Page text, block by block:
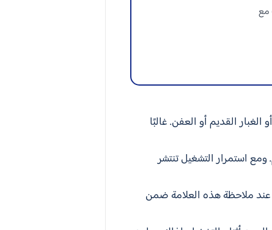
مع
القديم أو العفن. غالبًا
استمرار التشغيل تنتشر
عند ملاحظة هذه العلامة ضمن